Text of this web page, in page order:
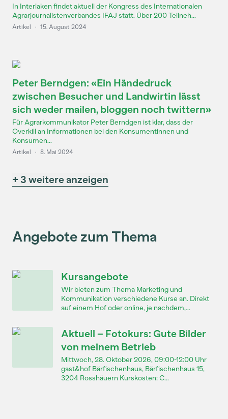
In Interlaken findet aktuell der Kongress des Internationalen
Agrarjournalistenverbandes IFAJ statt. Über 200 Teilneh...
Artikel · 15. August 2024
Peter Berndgen: «Ein Händedruck
zwischen Besucher und Landwirtin lässt
sich weder mailen, bloggen noch twittern»
Für Agrarkommunikator Peter Berndgen ist klar, dass der
Overkill an Informationen bei den Konsumentinnen und
Konsumen...
Artikel · 8. Mai 2024
+ 3 weitere anzeigen
Angebote zum Thema
Kursangebote
Wir bieten zum Thema Marketing und
Kommunikation verschiedene Kurse an. Direkt
auf einem Hof oder online, je nachdem,...
Aktuell – Fotokurs: Gute Bilder
von meinem Betrieb
Mittwoch, 28. Oktober 2026, 09:00-12:00 Uhr
gast&hof Bärfischenhaus, Bärfischenhaus 15,
3204 Rosshäuern Kurskosten: C...